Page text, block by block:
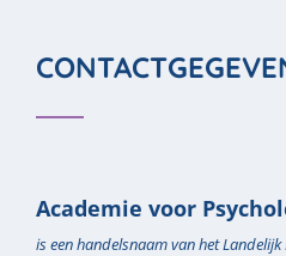
Academie voor
is een handelsnaam van het